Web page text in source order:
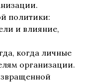
политики:
и влияние,
когда личные
организации.